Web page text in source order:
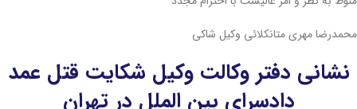
محمدرضا مهری متانكلائی وكیل شاكی
نشانی دفتر وکالت وکیل شکایت قتل عمد
دادسرای بین الملل در تهران